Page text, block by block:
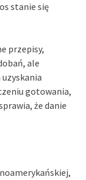
stanie się
przepisy,
ale
gotowania,
że danie